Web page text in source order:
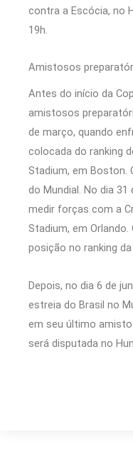
contra a Escócia, no
19h.
Amistosos
Antes do início da
amistosos
de março, quando
colocada do ranking
Stadium, em Boston.
do Mundial. No dia 31
medir forças com a
Stadium, em
posição no ranking da
Depois, no dia 6 de
estreia do Brasil no
em seu último
será disputada no